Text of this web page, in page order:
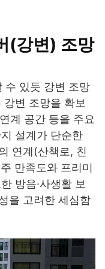
(강변) 조망
수 있듯 강변 조망
변 조망을 확보
계 공간 등을 주요
설계가 단순한
연계(산책로, 친
만족도와 프리미
방음·사생활 보
을 고려한 세심함